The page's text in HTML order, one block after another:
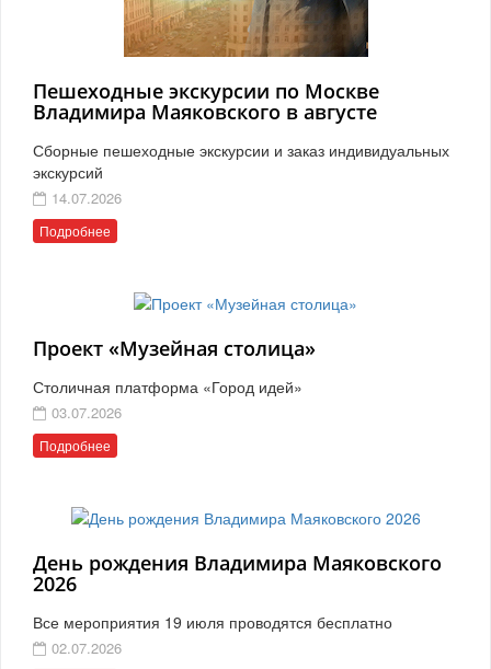
Пешеходные экскурсии по Москве
Владимира Маяковского в августе
Сборные пешеходные экскурсии и заказ индивидуальных
экскурсий
14.07.2026
Подробнее
Проект «Музейная столица»
Столичная платформа «Город идей»
03.07.2026
Подробнее
День рождения Владимира Маяковского
2026
Все мероприятия 19 июля проводятся бесплатно
02.07.2026